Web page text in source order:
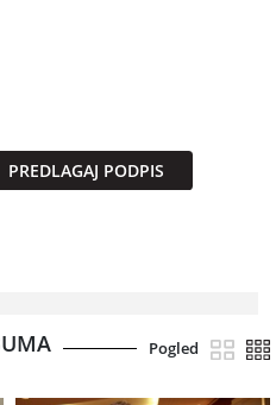
PREDLAGAJ PODPIS
Pogled